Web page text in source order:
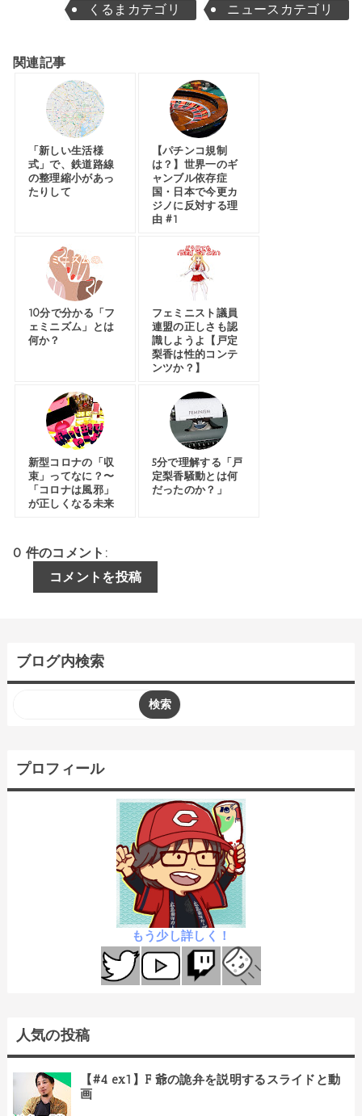
くるまカテゴリ ニュースカテゴリ
関連記事
「新しい生活様
式」で、鉄道路線
の整理縮小があっ
たりして
【パチンコ規制
は？】世界一のギ
ャンブル依存症
国・日本で今更カ
ジノに反対する理
由 #1
10分で分かる「フ
ェミニズム」とは
何か？
フェミニスト議員
連盟の正しさも認
識しようよ【戸定
梨香は性的コンテ
ンツか？】
新型コロナの「収
束」ってなに？〜
「コロナは風邪」
が正しくなる未来
5分で理解する「戸
定梨香騒動とは何
だったのか？」
0 件のコメント:
コメントを投稿
ブログ内検索
プロフィール
もう少し詳しく！
人気の投稿
【#4 ex1】F 爺の詭弁を説明するスライドと動
画